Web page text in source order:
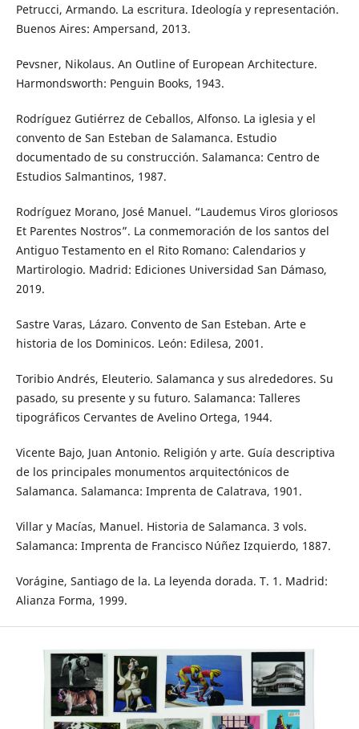
Petrucci, Armando. La escritura. Ideología y representación.
Buenos Aires: Ampersand, 2013.
Pevsner, Nikolaus. An Outline of European Architecture.
Harmondsworth: Penguin Books, 1943.
Rodríguez Gutiérrez de Ceballos, Alfonso. La iglesia y el
convento de San Esteban de Salamanca. Estudio
documentado de su construcción. Salamanca: Centro de
Estudios Salmantinos, 1987.
Rodríguez Morano, José Manuel. “Laudemus Viros gloriosos
Et Parentes Nostros”. La conmemoración de los santos del
Antiguo Testamento en el Rito Romano: Calendarios y
Martirologio. Madrid: Ediciones Universidad San Dámaso,
2019.
Sastre Varas, Lázaro. Convento de San Esteban. Arte e
historia de los Dominicos. León: Edilesa, 2001.
Toribio Andrés, Eleuterio. Salamanca y sus alrededores. Su
pasado, su presente y su futuro. Salamanca: Talleres
tipográficos Cervantes de Avelino Ortega, 1944.
Vicente Bajo, Juan Antonio. Religión y arte. Guía descriptiva
de los principales monumentos arquitectónicos de
Salamanca. Salamanca: Imprenta de Calatrava, 1901.
Villar y Macías, Manuel. Historia de Salamanca. 3 vols.
Salamanca: Imprenta de Francisco Núñez Izquierdo, 1887.
Vorágine, Santiago de la. La leyenda dorada. T. 1. Madrid:
Alianza Forma, 1999.